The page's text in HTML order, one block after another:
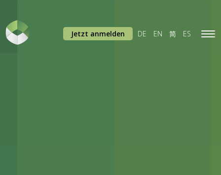
Jetzt anmelden DE EN 简 ES